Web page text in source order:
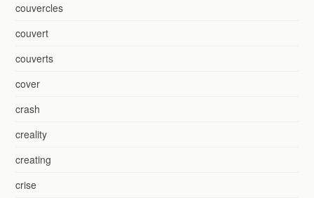
couvercles
couvert
couverts
cover
crash
creality
creating
crise